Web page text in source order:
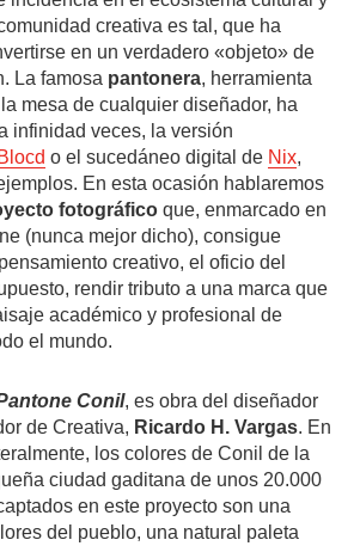
creativa es tal, que ha
en un verdadero «objeto» de
La famosa pantonera, herramienta
mesa de cualquier diseñador, ha
infinidad veces, la versión
Blocd o el sucedáneo digital de Nix,
En esta ocasión hablaremos
fotográfico que, enmarcado en
(nunca mejor dicho), consigue
creativo, el oficio del
rendir tributo a una marca que
académico y profesional de
el mundo.
Conil, es obra del diseñador
de Creativa, Ricardo H. Vargas. En
los colores de Conil de la
ciudad gaditana de unos 20.000
en este proyecto son una
del pueblo, una natural paleta